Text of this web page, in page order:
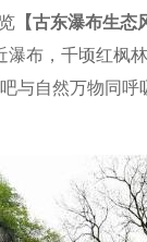
【古东瀑布生态
布，千顷红枫
与自然万物同